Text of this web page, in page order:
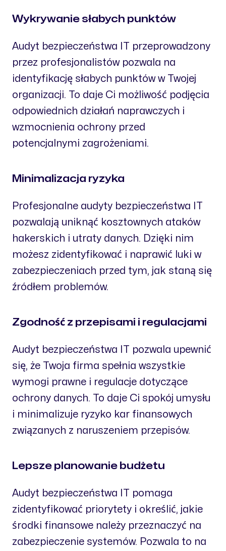
Wykrywanie słabych punktów
Audyt bezpieczeństwa IT przeprowadzony
przez profesjonalistów pozwala na
identyfikację słabych punktów w Twojej
organizacji. To daje Ci możliwość podjęcia
odpowiednich działań naprawczych i
wzmocnienia ochrony przed
potencjalnymi zagrożeniami.
Minimalizacja ryzyka
Profesjonalne audyty bezpieczeństwa IT
pozwalają uniknąć kosztownych ataków
hakerskich i utraty danych. Dzięki nim
możesz zidentyfikować i naprawić luki w
zabezpieczeniach przed tym, jak staną się
źródłem problemów.
Zgodność z przepisami i regulacjami
Audyt bezpieczeństwa IT pozwala upewnić
się, że Twoja firma spełnia wszystkie
wymogi prawne i regulacje dotyczące
ochrony danych. To daje Ci spokój umysłu
i minimalizuje ryzyko kar finansowych
związanych z naruszeniem przepisów.
Lepsze planowanie budżetu
Audyt bezpieczeństwa IT pomaga
zidentyfikować priorytety i określić, jakie
środki finansowe należy przeznaczyć na
zabezpieczenie systemów. Pozwala to na